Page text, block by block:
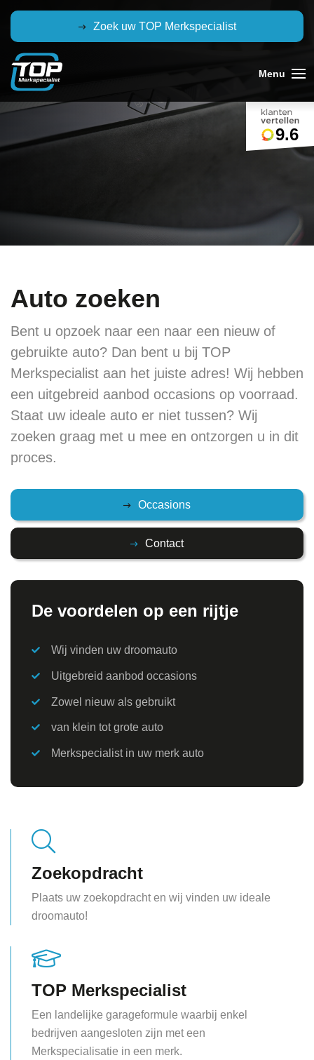
Zoek uw TOP Merkspecialist
9.6
Auto zoeken
Bent u opzoek naar een naar een nieuw of
gebruikte auto? Dan bent u bij TOP
Merkspecialist aan het juiste adres! Wij hebben
een uitgebreid aanbod occasions op voorraad.
Staat uw ideale auto er niet tussen? Wij
zoeken graag met u mee en ontzorgen u in dit
proces.
Occasions
Contact
De voordelen op een rijtje
Wij vinden uw droomauto
Uitgebreid aanbod occasions
Zowel nieuw als gebruikt
van klein tot grote auto
Merkspecialist in uw merk auto
Zoekopdracht
Plaats uw zoekopdracht en wij vinden uw ideale
droomauto!
TOP Merkspecialist
Een landelijke garageformule waarbij enkel
bedrijven aangesloten zijn met een
Merkspecialisatie in een merk.